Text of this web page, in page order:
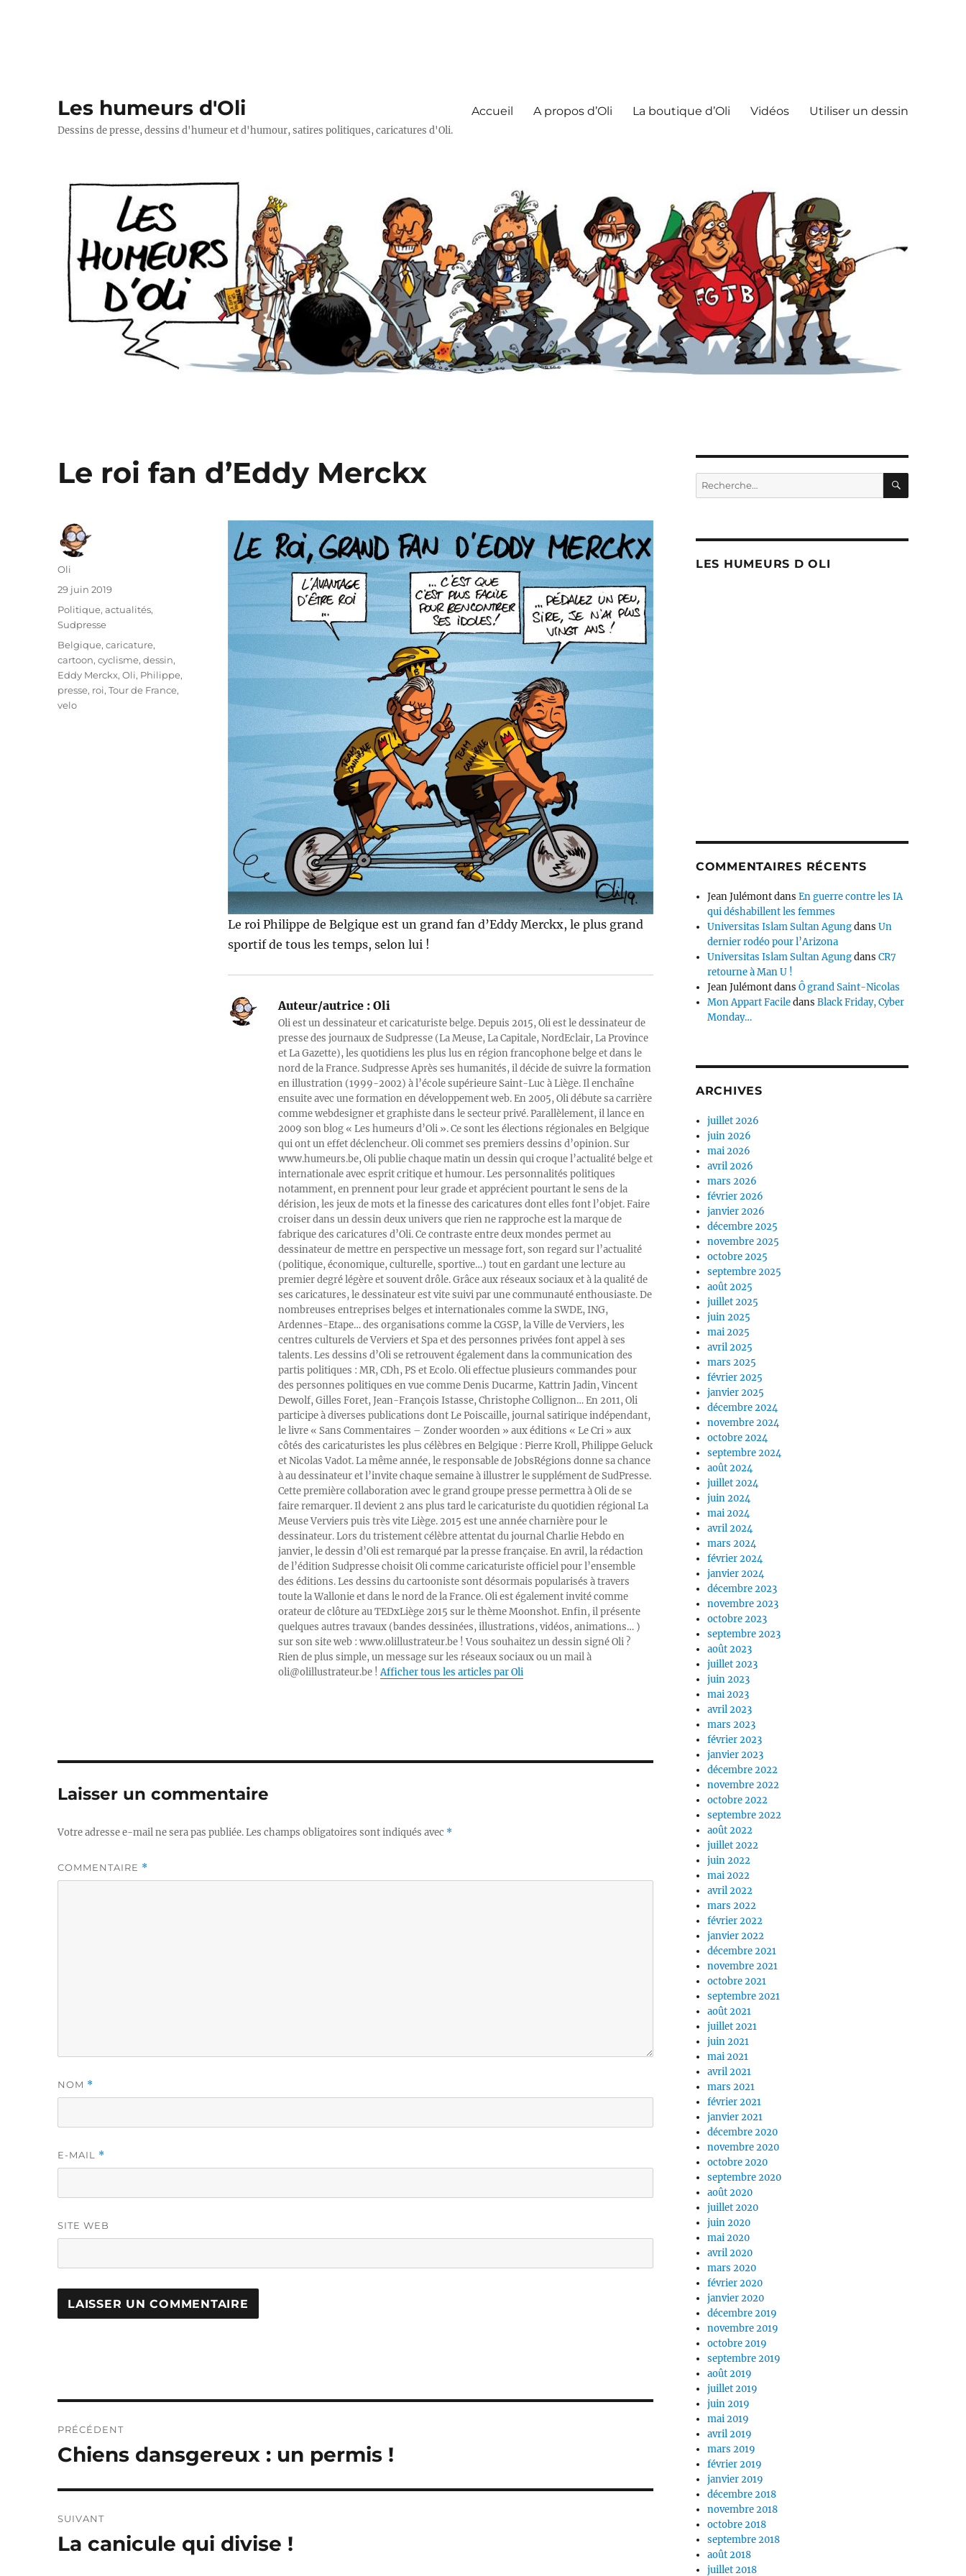
Les humeurs d'Oli
Dessins de presse, dessins d'humeur et d'humour, satires politiques, caricatures d'Oli.
Accueil A propos d’Oli La boutique d’Oli Vidéos Utiliser un dessin
Le roi fan d’Eddy Merckx
Le roi Philippe de Belgique est un grand fan d’Eddy Merckx, le plus grand
sportif de tous les temps, selon lui !
Auteur/autrice :Oli
Oli est un dessinateur et caricaturiste belge. Depuis 2015, Oli est le dessinateur de
presse des journaux de Sudpresse (La Meuse, La Capitale, NordEclair, La Province
et La Gazette), les quotidiens les plus lus en région francophone belge et dans le
nord de la France. Sudpresse Après ses humanités, il décide de suivre la formation
en illustration (1999-2002) à l’école supérieure Saint-Luc à Liège. Il enchaîne
ensuite avec une formation en développement web. En 2005, Oli débute sa carrière
comme webdesigner et graphiste dans le secteur privé. Parallèlement, il lance en
2009 son blog « Les humeurs d’Oli ». Ce sont les élections régionales en Belgique
qui ont un effet déclencheur. Oli commet ses premiers dessins d’opinion. Sur
www.humeurs.be, Oli publie chaque matin un dessin qui croque l’actualité belge et
internationale avec esprit critique et humour. Les personnalités politiques
notamment, en prennent pour leur grade et apprécient pourtant le sens de la
dérision, les jeux de mots et la finesse des caricatures dont elles font l’objet. Faire
croiser dans un dessin deux univers que rien ne rapproche est la marque de
fabrique des caricatures d’Oli. Ce contraste entre deux mondes permet au
dessinateur de mettre en perspective un message fort, son regard sur l’actualité
(politique, économique, culturelle, sportive…) tout en gardant une lecture au
premier degré légère et souvent drôle. Grâce aux réseaux sociaux et à la qualité de
ses caricatures, le dessinateur est vite suivi par une communauté enthousiaste. De
nombreuses entreprises belges et internationales comme la SWDE, ING,
Ardennes-Etape… des organisations comme la CGSP, la Ville de Verviers, les
centres culturels de Verviers et Spa et des personnes privées font appel à ses
talents. Les dessins d’Oli se retrouvent également dans la communication des
partis politiques : MR, CDh, PS et Ecolo. Oli effectue plusieurs commandes pour
des personnes politiques en vue comme Denis Ducarme, Kattrin Jadin, Vincent
Dewolf, Gilles Foret, Jean-François Istasse, Christophe Collignon… En 2011, Oli
participe à diverses publications dont Le Poiscaille, journal satirique indépendant,
le livre « Sans Commentaires – Zonder woorden » aux éditions « Le Cri » aux
côtés des caricaturistes les plus célèbres en Belgique : Pierre Kroll, Philippe Geluck
et Nicolas Vadot. La même année, le responsable de JobsRégions donne sa chance
à au dessinateur et l’invite chaque semaine à illustrer le supplément de SudPresse.
Cette première collaboration avec le grand groupe presse permettra à Oli de se
faire remarquer. Il devient 2 ans plus tard le caricaturiste du quotidien régional La
Meuse Verviers puis très vite Liège. 2015 est une année charnière pour le
dessinateur. Lors du tristement célèbre attentat du journal Charlie Hebdo en
janvier, le dessin d’Oli est remarqué par la presse française. En avril, la rédaction
de l’édition Sudpresse choisit Oli comme caricaturiste officiel pour l’ensemble
des éditions. Les dessins du cartooniste sont désormais popularisés à travers
toute la Wallonie et dans le nord de la France. Oli est également invité comme
orateur de clôture au TEDxLiège 2015 sur le thème Moonshot. Enfin, il présente
quelques autres travaux (bandes dessinées, illustrations, vidéos, animations… )
sur son site web : www.olillustrateur.be ! Vous souhaitez un dessin signé Oli ?
Rien de plus simple, un message sur les réseaux sociaux ou un mail à
oli@olillustrateur.be !Afficher tous les articles par Oli
Auteur
Oli
Publié
29 juin 2019
Catégories
Politique, actualités,
Sudpresse
Étiquettes
Belgique,caricature,
cartoon,cyclisme,dessin,
Eddy Merckx,Oli, Philippe,
presse, roi,Tour de France,
velo
Laisser un commentaire
Votre adresse e-mail ne sera pas publiée.Les champs obligatoires sont indiqués avec *
COMMENTAIRE *
NOM *
E-MAIL *
SITE WEB
de
PRÉCÉDENT
Publication
Chiens dansgereux : un permis !
SUIVANT
Publication
La canicule qui divise !
Recherche
pour :
LES HUMEURS D OLI
COMMENTAIRES RÉCENTS
Jean JulémontdansEn guerre contre les IA
qui déshabillent les femmes
Universitas Islam Sultan AgungdansUn
dernier rodéo pour l’Arizona
Universitas Islam Sultan AgungdansCR7
retourne à Man U !
Jean JulémontdansÔ grand Saint-Nicolas
Mon Appart FaciledansBlack Friday, Cyber
Monday…
ARCHIVES
juillet 2026
juin 2026
mai 2026
avril 2026
mars 2026
février 2026
janvier 2026
décembre 2025
novembre 2025
octobre 2025
septembre 2025
août 2025
juillet 2025
juin 2025
mai 2025
avril 2025
mars 2025
février 2025
janvier 2025
décembre 2024
novembre 2024
octobre 2024
septembre 2024
août 2024
juillet 2024
juin 2024
mai 2024
avril 2024
mars 2024
février 2024
janvier 2024
décembre 2023
novembre 2023
octobre 2023
septembre 2023
août 2023
juillet 2023
juin 2023
mai 2023
avril 2023
mars 2023
février 2023
janvier 2023
décembre 2022
novembre 2022
octobre 2022
septembre 2022
août 2022
juillet 2022
juin 2022
mai 2022
avril 2022
mars 2022
février 2022
janvier 2022
décembre 2021
novembre 2021
octobre 2021
septembre 2021
août 2021
juillet 2021
juin 2021
mai 2021
avril 2021
mars 2021
février 2021
janvier 2021
décembre 2020
novembre 2020
octobre 2020
septembre 2020
août 2020
juillet 2020
juin 2020
mai 2020
avril 2020
mars 2020
février 2020
janvier 2020
décembre 2019
novembre 2019
octobre 2019
septembre 2019
août 2019
juillet 2019
juin 2019
mai 2019
avril 2019
mars 2019
février 2019
janvier 2019
décembre 2018
novembre 2018
octobre 2018
septembre 2018
août 2018
juillet 2018